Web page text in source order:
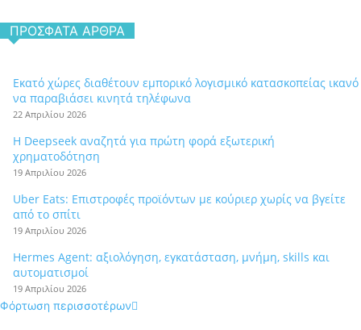
ΠΡΌΣΦΑΤΑ ΆΡΘΡΑ
Εκατό χώρες διαθέτουν εμπορικό λογισμικό κατασκοπείας ικανό
να παραβιάσει κινητά τηλέφωνα
22 Απριλίου 2026
Η Deepseek αναζητά για πρώτη φορά εξωτερική
χρηματοδότηση
19 Απριλίου 2026
Uber Eats: Επιστροφές προϊόντων με κούριερ χωρίς να βγείτε
από το σπίτι
19 Απριλίου 2026
Hermes Agent: αξιολόγηση, εγκατάσταση, μνήμη, skills και
αυτοματισμοί
19 Απριλίου 2026
Φόρτωση περισσοτέρων